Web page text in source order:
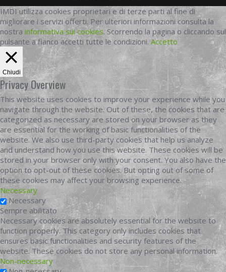
IMDI utilizza cookies proprietari e di terze parti al fine di
migliorare i servizi offerti. Per ulteriori informazioni consulta la
nostra informativa sui cookies. Scorrendo la pagina o cliccando sul
pulsante a fianco accetti tutte le condizioni.Accetto
Chiudi
Privacy Overview
This website uses cookies to improve your experience while you
navigate through the website. Out of these, the cookies that are
categorized as necessary are stored on your browser as they
are essential for the working of basic functionalities of the
website. We also use third-party cookies that help us analyze
and understand how you use this website. These cookies will be
stored in your browser only with your consent. You also have the
option to opt-out of these cookies. But opting out of some of
these cookies may affect your browsing experience.
Necessary
Necessary
Sempre abilitato
Necessary cookies are absolutely essential for the website to
function properly. This category only includes cookies that
ensures basic functionalities and security features of the
website. These cookies do not store any personal information.
Non-necessary